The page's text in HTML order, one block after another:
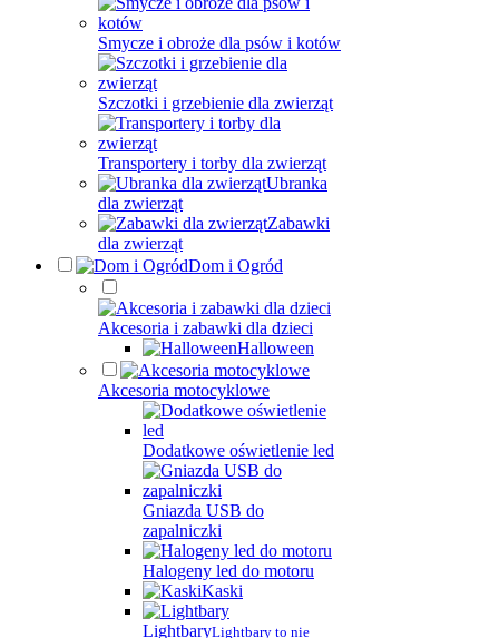
Smycze i obroże dla psów i kotów
Szczotki i grzebienie dla zwierząt
Transportery i torby dla zwierząt
Ubranka
dla zwierząt
Zabawki
dla zwierząt
Dom i Ogród
Akcesoria i zabawki dla dzieci
Halloween
Akcesoria motocyklowe
Dodatkowe oświetlenie led
Gniazda USB do
zapalniczki
Halogeny led do motoru
Kaski
LightbaryLightbary to nie